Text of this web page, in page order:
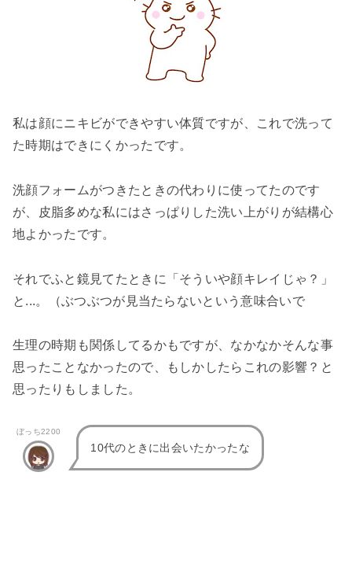
私は顔にニキビができやすい体質ですが、これで洗って
た時期はできにくかったです。
洗顔フォームがつきたときの代わりに使ってたのです
が、皮脂多めな私にはさっぱりした洗い上がりが結構心
地よかったです。
それでふと鏡見てたときに「そういや顔キレイじゃ？」
と...。（ぶつぶつが見当たらないという意味合いで
生理の時期も関係してるかもですが、なかなかそんな事
思ったことなかったので、もしかしたらこれの影響？と
思ったりもしました。
ぼっち2200
10代のときに出会いたかったな